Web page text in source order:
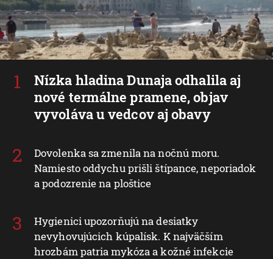
Nízka hladina Dunaja odhalila aj
nové termálne pramene, objav
vyvoláva u vedcov aj obavy
Dovolenka sa zmenila na nočnú moru.
Namiesto oddychu prišli štípance, neporiadok
a podozrenie na ploštice
Hygienici upozorňujú na desiatky
nevyhovujúcich kúpalísk. K najväčším
hrozbám patria mykóza a kožné infekcie